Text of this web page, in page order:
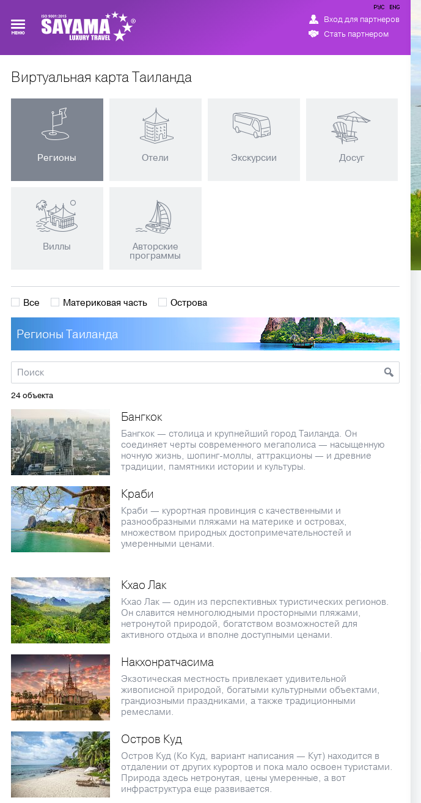
Вход для партнеров
Стать партнером
Виртуальная карта Таиланда
Регионы Отели Экскурсии Досуг
Виллы Авторские
программы
Все Материковая часть Острова
Регионы Таиланда
24 объекта
Бангкок
Бангкок — столица и крупнейший город Таиланда. Он
соединяет черты современного мегаполиса — насыщенную
ночную жизнь, шопинг-моллы, аттракционы — и древние
традиции, памятники истории и культуры.
Краби
Краби — курортная провинция с качественными и
разнообразными пляжами на материке и островах,
множеством природных достопримечательностей и
умеренными ценами.
Кхао Лак
Kхао Лак — один из перспективных туристических регионов.
Он славится немноголюдными просторными пляжами,
нетронутой природой, богатством возможностей для
активного отдыха и вполне доступными ценами.
Накхонратчасима
Экзотическая местность привлекает удивительной
живописной природой, богатыми культурными объектами,
грандиозными праздниками, а также традиционными
ремеслами.
Остров Куд
Остров Куд (Ко Куд, вариант написания — Кут) находится в
отдалении от других курортов и пока мало освоен туристами.
Природа здесь нетронутая, цены умеренные, а вот
инфраструктура еще развивается.